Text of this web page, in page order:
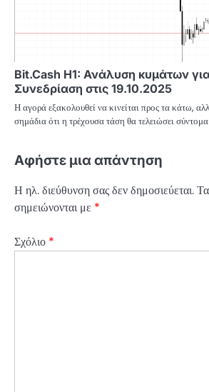
Bit.Cash H1: Ανάλυση κυμάτων
Συνεδρίαση στις 19.10.2025
Η αγορά εξακολουθεί να κινείται προς τα κάτω,
σημάδια ότι η τρέχουσα τάση θα τελειώσει
Αφήστε μια απάντηση
Η ηλ. διεύθυνση σας δεν δημοσιεύεται.
σημειώνονται με *
Σχόλιο *